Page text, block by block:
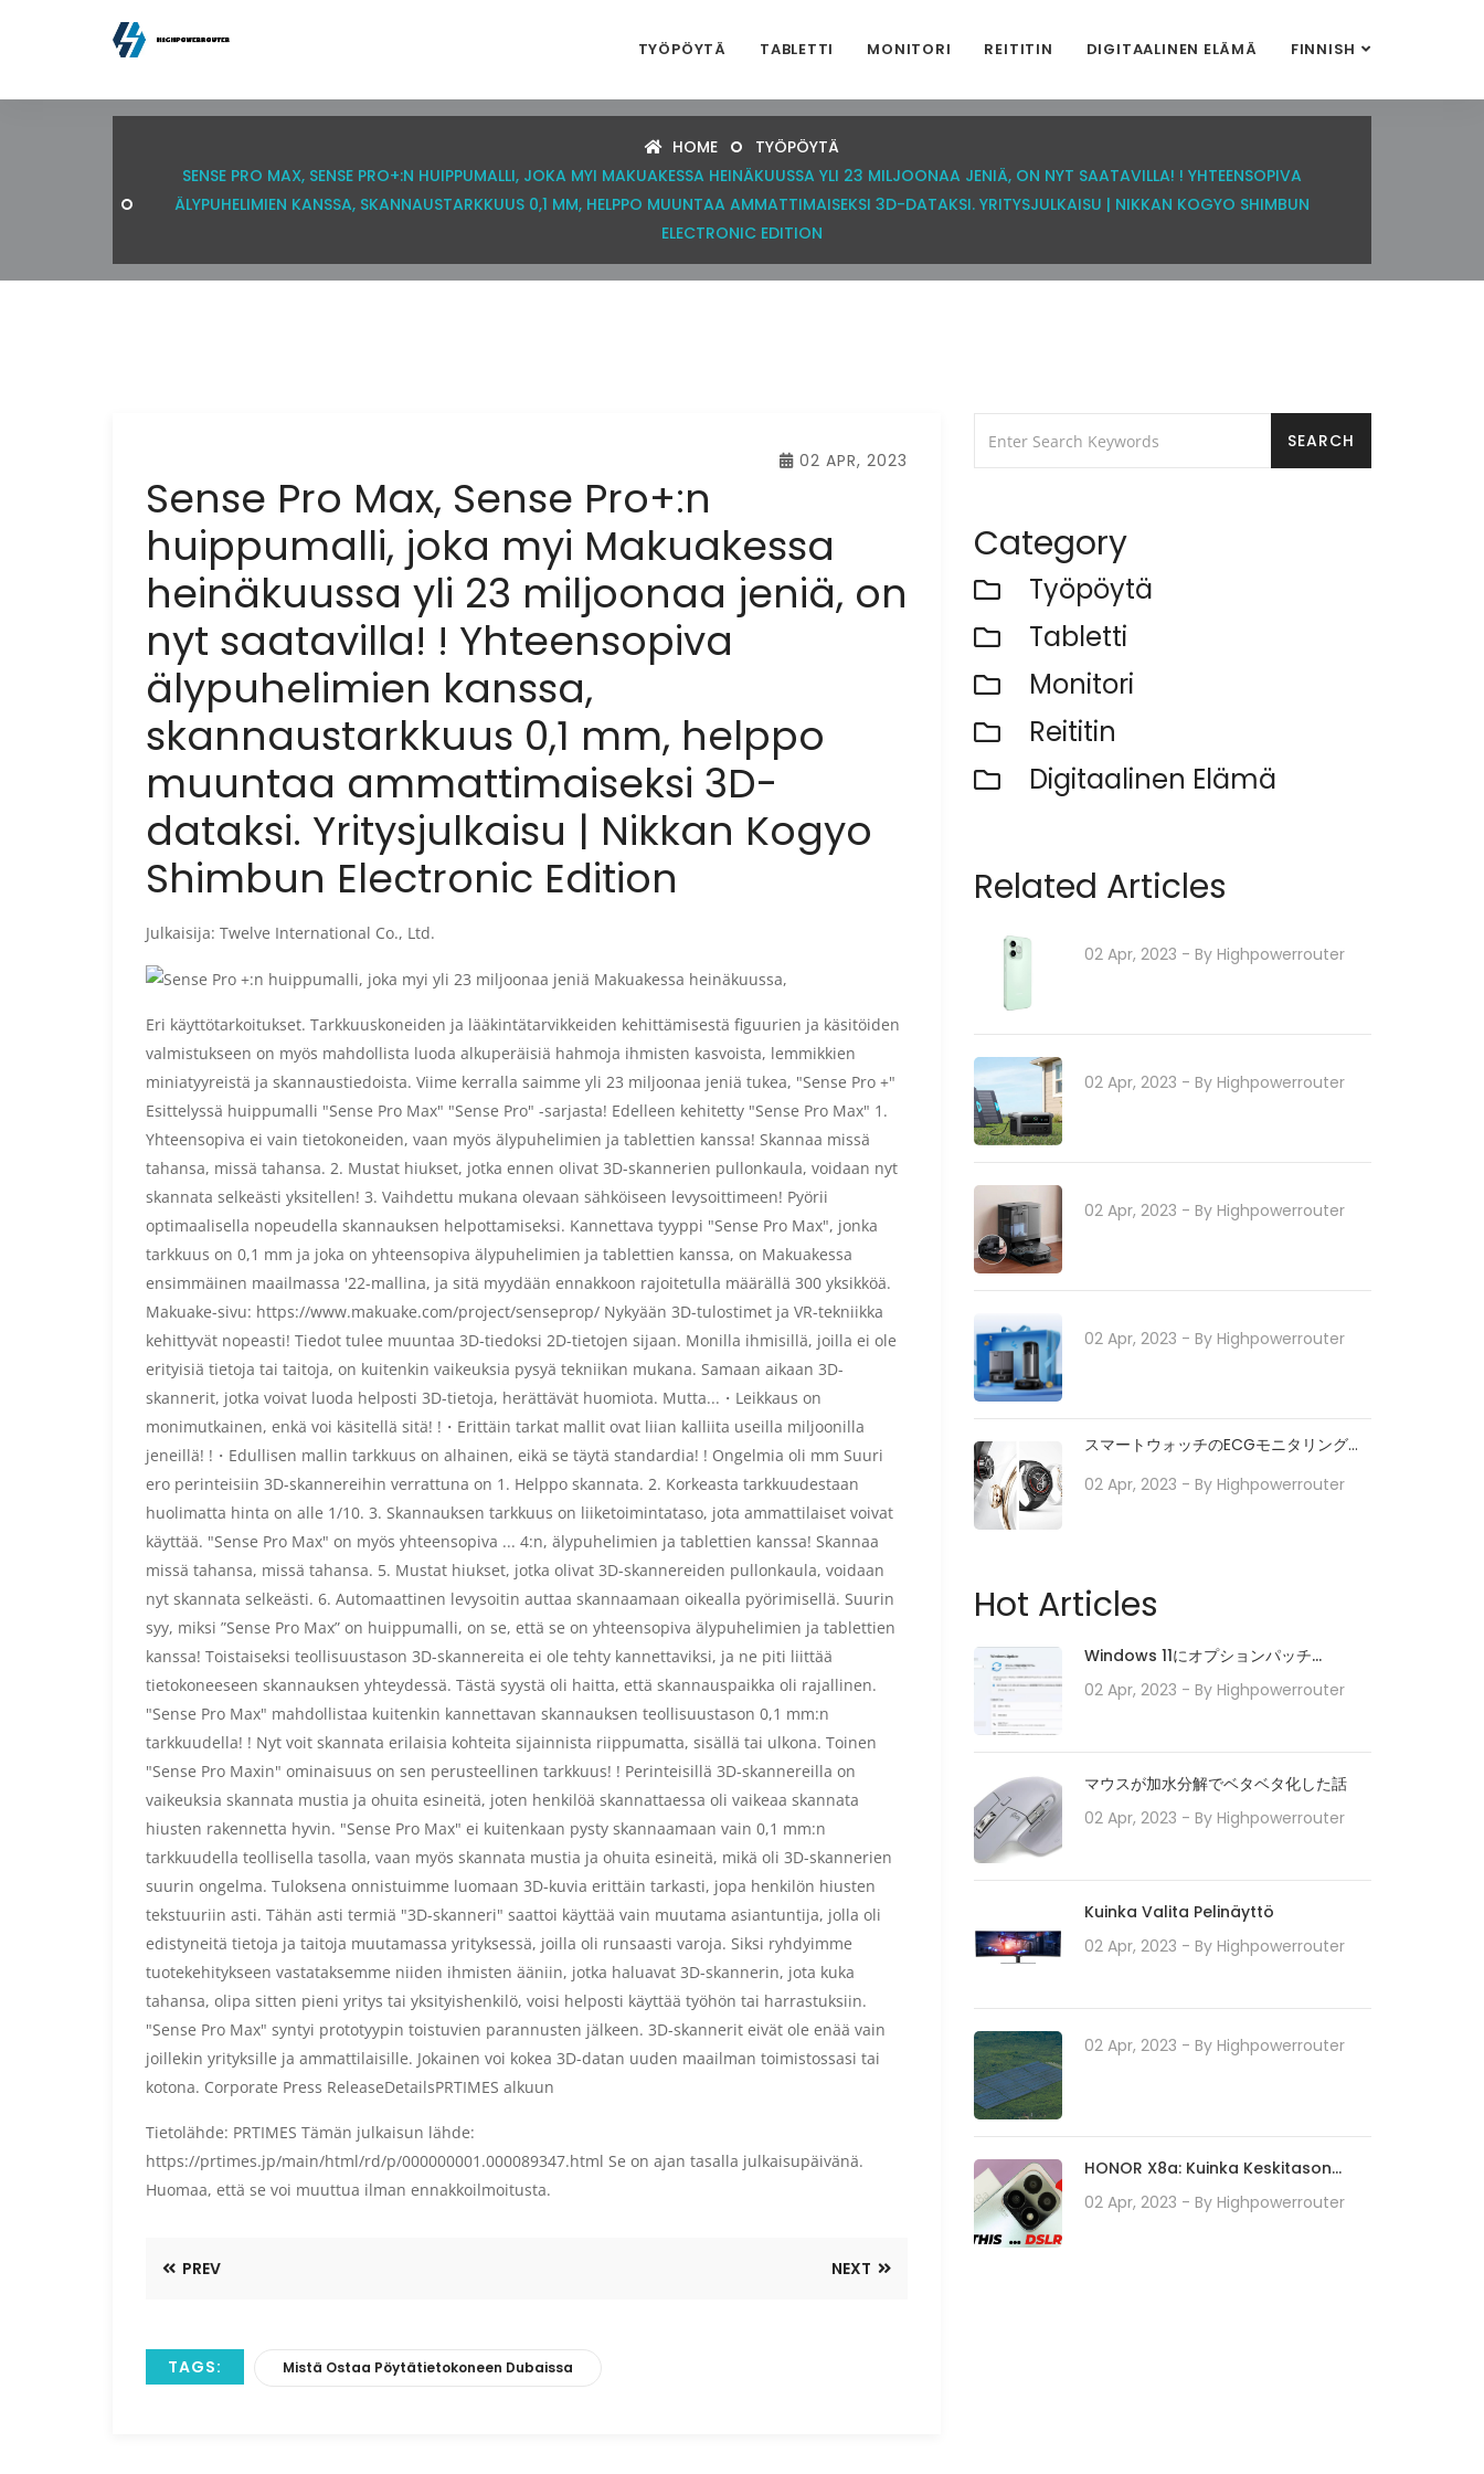
TYÖPÖYTÄ TABLETTI MONITORI REITITIN DIGITAALINEN ELÄMÄ FINNISH
HOME
TYÖPÖYTÄ
SENSE PRO MAX, SENSE PRO+:N HUIPPUMALLI, JOKA MYI MAKUAKESSA HEINÄKUUSSA YLI 23 MILJOONAA JENIÄ, ON NYT SAATAVILLA! ! YHTEENSOPIVA
ÄLYPUHELIMIEN KANSSA, SKANNAUSTARKKUUS 0,1 MM, HELPPO MUUNTAA AMMATTIMAISEKSI 3D-DATAKSI. YRITYSJULKAISU | NIKKAN KOGYO SHIMBUN
ELECTRONIC EDITION
02 APR, 2023
Sense Pro Max, Sense Pro+:n
huippumalli, joka myi Makuakessa
heinäkuussa yli 23 miljoonaa jeniä, on
nyt saatavilla! ! Yhteensopiva
älypuhelimien kanssa,
skannaustarkkuus 0,1 mm, helppo
muuntaa ammattimaiseksi 3D-
dataksi. Yritysjulkaisu | Nikkan Kogyo
Shimbun Electronic Edition
Julkaisija: Twelve International Co., Ltd.
Eri käyttötarkoitukset. Tarkkuuskoneiden ja lääkintätarvikkeiden kehittämisestä figuurien ja käsitöiden
valmistukseen on myös mahdollista luoda alkuperäisiä hahmoja ihmisten kasvoista, lemmikkien
miniatyyreistä ja skannaustiedoista. Viime kerralla saimme yli 23 miljoonaa jeniä tukea, "Sense Pro +"
Esittelyssä huippumalli "Sense Pro Max" "Sense Pro" -sarjasta! Edelleen kehitetty "Sense Pro Max" 1.
Yhteensopiva ei vain tietokoneiden, vaan myös älypuhelimien ja tablettien kanssa! Skannaa missä
tahansa, missä tahansa. 2. Mustat hiukset, jotka ennen olivat 3D-skannerien pullonkaula, voidaan nyt
skannata selkeästi yksitellen! 3. Vaihdettu mukana olevaan sähköiseen levysoittimeen! Pyörii
optimaalisella nopeudella skannauksen helpottamiseksi. Kannettava tyyppi "Sense Pro Max", jonka
tarkkuus on 0,1 mm ja joka on yhteensopiva älypuhelimien ja tablettien kanssa, on Makuakessa
ensimmäinen maailmassa '22-mallina, ja sitä myydään ennakkoon rajoitetulla määrällä 300 yksikköä.
Makuake-sivu: https://www.makuake.com/project/senseprop/ Nykyään 3D-tulostimet ja VR-tekniikka
kehittyvät nopeasti! Tiedot tulee muuntaa 3D-tiedoksi 2D-tietojen sijaan. Monilla ihmisillä, joilla ei ole
erityisiä tietoja tai taitoja, on kuitenkin vaikeuksia pysyä tekniikan mukana. Samaan aikaan 3D-
skannerit, jotka voivat luoda helposti 3D-tietoja, herättävät huomiota. Mutta...・Leikkaus on
monimutkainen, enkä voi käsitellä sitä! !・Erittäin tarkat mallit ovat liian kalliita useilla miljoonilla
jeneillä! !・Edullisen mallin tarkkuus on alhainen, eikä se täytä standardia! ! Ongelmia oli mm Suuri
ero perinteisiin 3D-skannereihin verrattuna on 1. Helppo skannata. 2. Korkeasta tarkkuudestaan ​​
huolimatta hinta on alle 1/10. 3. Skannauksen tarkkuus on liiketoimintataso, jota ammattilaiset voivat
käyttää. "Sense Pro Max" on myös yhteensopiva ... 4:n, älypuhelimien ja tablettien kanssa! Skannaa
missä tahansa, missä tahansa. 5. Mustat hiukset, jotka olivat 3D-skannereiden pullonkaula, voidaan
nyt skannata selkeästi. 6. Automaattinen levysoitin auttaa skannaamaan oikealla pyörimisellä. Suurin
syy, miksi ”Sense Pro Max” on huippumalli, on se, että se on yhteensopiva älypuhelimien ja tablettien
kanssa! Toistaiseksi teollisuustason 3D-skannereita ei ole tehty kannettaviksi, ja ne piti liittää
tietokoneeseen skannauksen yhteydessä. Tästä syystä oli haitta, että skannauspaikka oli rajallinen.
"Sense Pro Max" mahdollistaa kuitenkin kannettavan skannauksen teollisuustason 0,1 mm:n
tarkkuudella! ! Nyt voit skannata erilaisia ​​kohteita sijainnista riippumatta, sisällä tai ulkona. Toinen
"Sense Pro Maxin" ominaisuus on sen perusteellinen tarkkuus! ! Perinteisillä 3D-skannereilla on
vaikeuksia skannata mustia ja ohuita esineitä, joten henkilöä skannattaessa oli vaikeaa skannata
hiusten rakennetta hyvin. "Sense Pro Max" ei kuitenkaan pysty skannaamaan vain 0,1 mm:n
tarkkuudella teollisella tasolla, vaan myös skannata mustia ja ohuita esineitä, mikä oli 3D-skannerien
suurin ongelma. Tuloksena onnistuimme luomaan 3D-kuvia erittäin tarkasti, jopa henkilön hiusten
tekstuuriin asti. Tähän asti termiä "3D-skanneri" saattoi käyttää vain muutama asiantuntija, jolla oli
edistyneitä tietoja ja taitoja muutamassa yrityksessä, joilla oli runsaasti varoja. Siksi ryhdyimme
tuotekehitykseen vastataksemme niiden ihmisten ääniin, jotka haluavat 3D-skannerin, jota kuka
tahansa, olipa sitten pieni yritys tai yksityishenkilö, voisi helposti käyttää työhön tai harrastuksiin.
"Sense Pro Max" syntyi prototyypin toistuvien parannusten jälkeen. 3D-skannerit eivät ole enää vain
joillekin yrityksille ja ammattilaisille. Jokainen voi kokea 3D-datan uuden maailman toimistossasi tai
kotona. Corporate Press ReleaseDetailsPRTIMES alkuun
Tietolähde: PRTIMES Tämän julkaisun lähde:
https://prtimes.jp/main/html/rd/p/000000001.000089347.html Se on ajan tasalla julkaisupäivänä.
Huomaa, että se voi muuttua ilman ennakkoilmoitusta.
PREV NEXT
TAGS: Mistä Ostaa Pöytätietokoneen Dubaissa
Category
Työpöytä
Tabletti
Monitori
Reititin
Digitaalinen Elämä
Related Articles
02 Apr, 2023 - By Highpowerrouter
02 Apr, 2023 - By Highpowerrouter
02 Apr, 2023 - By Highpowerrouter
02 Apr, 2023 - By Highpowerrouter
スマートウォッチのECGモニタリングで
02 Apr, 2023 - By Highpowerrouter
Hot Articles
Windows 11にオプションパッチ
「KB5010414」が配信開始。タスクバー
02 Apr, 2023 - By Highpowerrouter
マウスが加水分解でベタベタ化した話
02 Apr, 2023 - By Highpowerrouter
Kuinka Valita Pelinäyttö
02 Apr, 2023 - By Highpowerrouter
02 Apr, 2023 - By Highpowerrouter
HONOR X8a: Kuinka Keskitason
Älypuhelin Määrittelee
02 Apr, 2023 - By Highpowerrouter